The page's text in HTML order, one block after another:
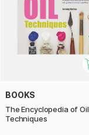
BOOKS
The Encyclopedia of Oil
Techniques